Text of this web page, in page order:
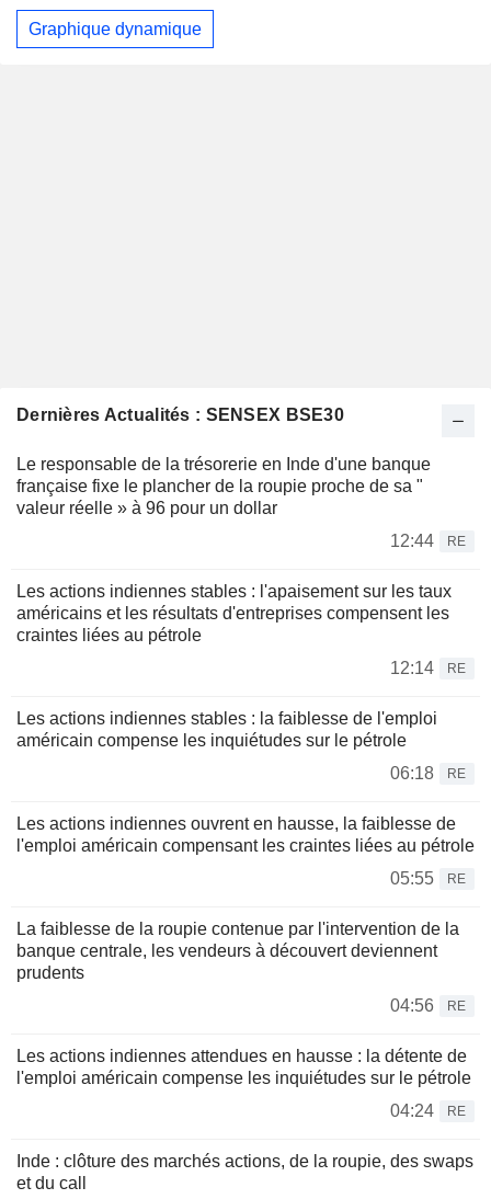
Graphique dynamique
Dernières Actualités : SENSEX BSE30
Le responsable de la trésorerie en Inde d'une banque
française fixe le plancher de la roupie proche de sa "
valeur réelle » à 96 pour un dollar
12:44
RE
Les actions indiennes stables : l'apaisement sur les taux
américains et les résultats d'entreprises compensent les
craintes liées au pétrole
12:14
RE
Les actions indiennes stables : la faiblesse de l'emploi
américain compense les inquiétudes sur le pétrole
06:18
RE
Les actions indiennes ouvrent en hausse, la faiblesse de
l'emploi américain compensant les craintes liées au pétrole
05:55
RE
La faiblesse de la roupie contenue par l'intervention de la
banque centrale, les vendeurs à découvert deviennent
prudents
04:56
RE
Les actions indiennes attendues en hausse : la détente de
l'emploi américain compense les inquiétudes sur le pétrole
04:24
RE
Inde : clôture des marchés actions, de la roupie, des swaps
et du call